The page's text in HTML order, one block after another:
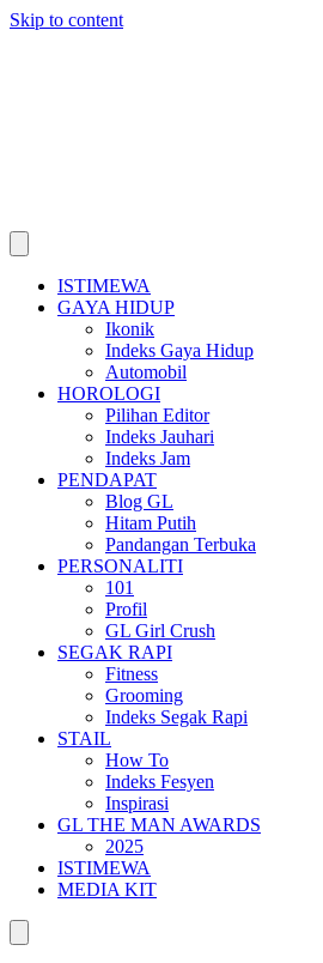
Skip to content
ISTIMEWA
GAYA HIDUP
Ikonik
Indeks Gaya Hidup
Automobil
HOROLOGI
Pilihan Editor
Indeks Jauhari
Indeks Jam
PENDAPAT
Blog GL
Hitam Putih
Pandangan Terbuka
PERSONALITI
101
Profil
GL Girl Crush
SEGAK RAPI
Fitness
Grooming
Indeks Segak Rapi
STAIL
How To
Indeks Fesyen
Inspirasi
GL THE MAN AWARDS
2025
ISTIMEWA
MEDIA KIT